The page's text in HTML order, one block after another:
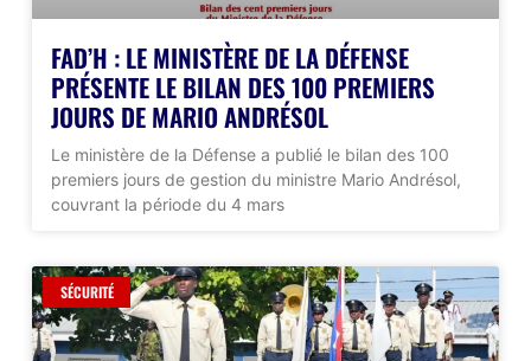
FAD’H : LE MINISTÈRE DE LA DÉFENSE
PRÉSENTE LE BILAN DES 100 PREMIERS
JOURS DE MARIO ANDRÉSOL
Le ministère de la Défense a publié le bilan des 100
premiers jours de gestion du ministre Mario Andrésol,
couvrant la période du 4 mars
SÉCURITÉ